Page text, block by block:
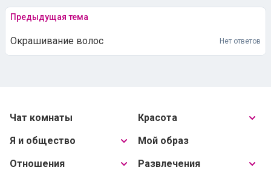
Предыдущая тема
Окрашивание волос Нет ответов
Чат комнаты
Я и общество
Отношения
Красота
Мой образ
Развлечения